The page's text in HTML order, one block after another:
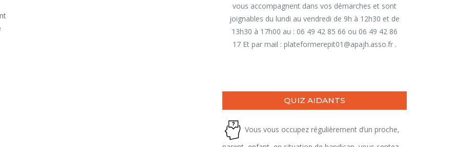
vous accompagnent dans vos démarches et sont
joignables du lundi au vendredi de 9h à 12h30 et de
13h30 à 17h00 au : 06 49 42 85 66 ou 06 49 42 86
17 Et par mail : plateformerepit01@apajh.asso.fr .
QUIZ AIDANTS
Vous vous occupez régulièrement d’un proche,